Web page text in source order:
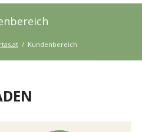
Kundenbereich